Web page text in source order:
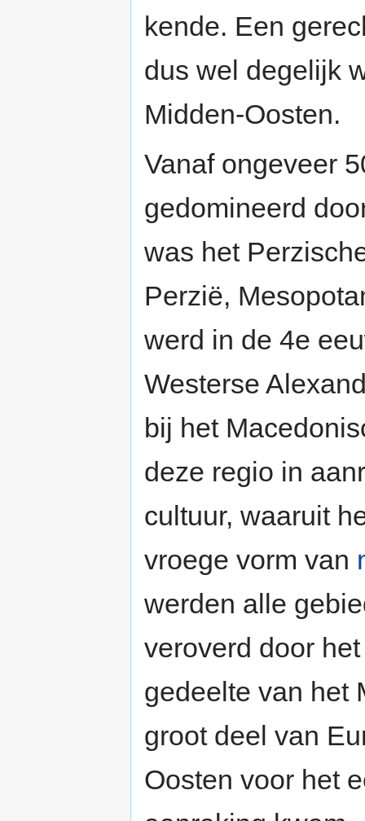
kende. Een
dus wel degelijk
Midden-Oosten.
Vanaf ongeveer
gedomineerd
was het
Perzië,
werd in de 4e
Westerse
bij het
deze regio in
cultuur, waaruit
vroege vorm van
werden alle
veroverd door
gedeelte van het
groot deel van
Oosten voor het